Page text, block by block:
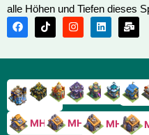
alle Höhen und Tiefen dieses
RH18RH17RH16RH15RH14
MH10 MH9 MH8